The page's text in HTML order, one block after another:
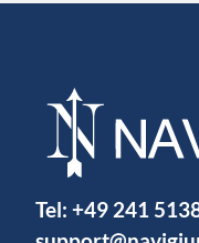
Tel: +49 241